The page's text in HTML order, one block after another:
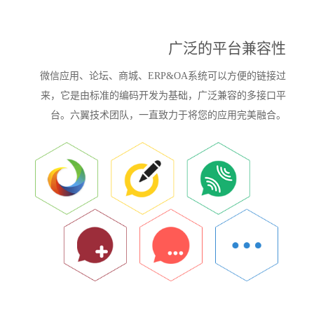
广泛的平台兼容性
微信应用、论坛、商城、ERP&OA系统可以方便的链接过
来，它是由标准的编码开发为基础，广泛兼容的多接口平
台。六翼技术团队，一直致力于将您的应用完美融合。